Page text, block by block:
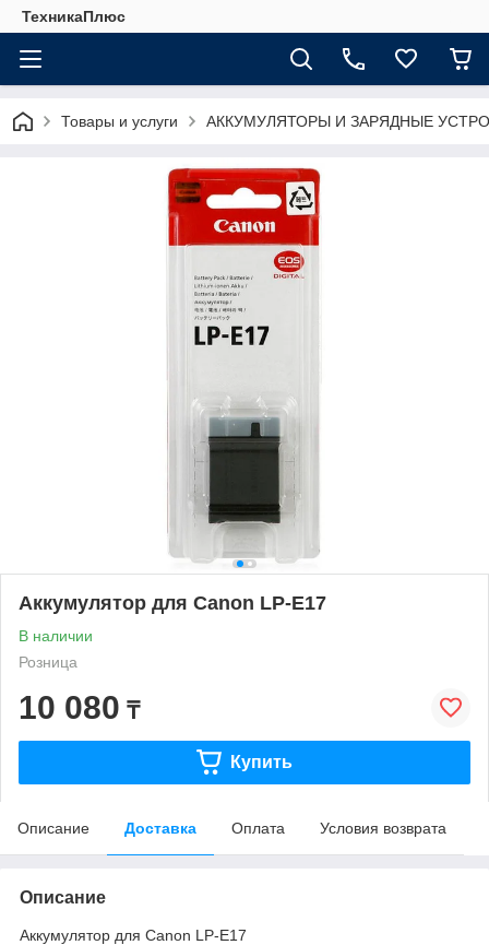
ТехникаПлюс
Товары и услуги АККУМУЛЯТОРЫ И ЗАРЯДНЫЕ
Аккумулятор для Canon LP-E17
В наличии
Розница
10 080 ₸
Купить
Описание Доставка Оплата Условия возврата
Описание
Аккумулятор для Canon LP-E17